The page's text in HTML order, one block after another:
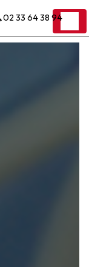
02 33 64 38 94